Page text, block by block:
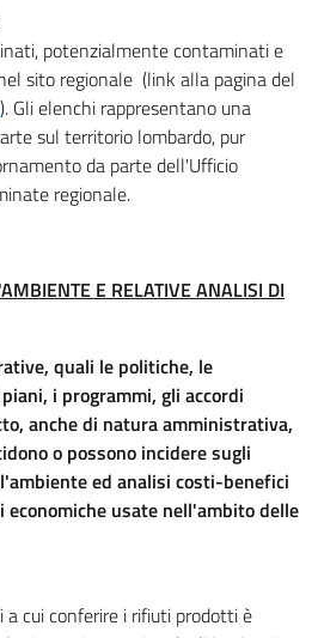
potenzialmente contaminati e
sito regionale (link alla pagina del
). Gli elenchi rappresentano una
sul territorio lombardo, pur
da parte dell'Ufficio
regionale.
E RELATIVE ANALISI DI
quali le politiche, le
i programmi, gli accordi
anche di natura amministrativa,
o possono incidere sugli
ed analisi costi-benefici
usate nell'ambito delle
a cui conferire i rifiuti prodotti è